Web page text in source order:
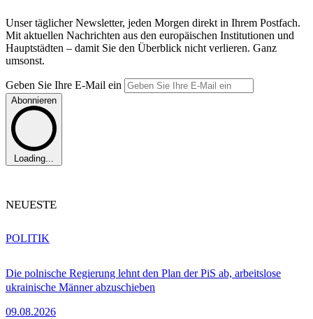
Unser täglicher Newsletter, jeden Morgen direkt in Ihrem Postfach.
Mit aktuellen Nachrichten aus den europäischen Institutionen und
Hauptstädten – damit Sie den Überblick nicht verlieren. Ganz
umsonst.
Geben Sie Ihre E-Mail ein
Abonnieren
Loading...
NEUESTE
Die polnische Regierung lehnt den Plan der PiS ab, arbeitslose
ukrainische Männer abzuschieben
09.08.2026
POLITIK